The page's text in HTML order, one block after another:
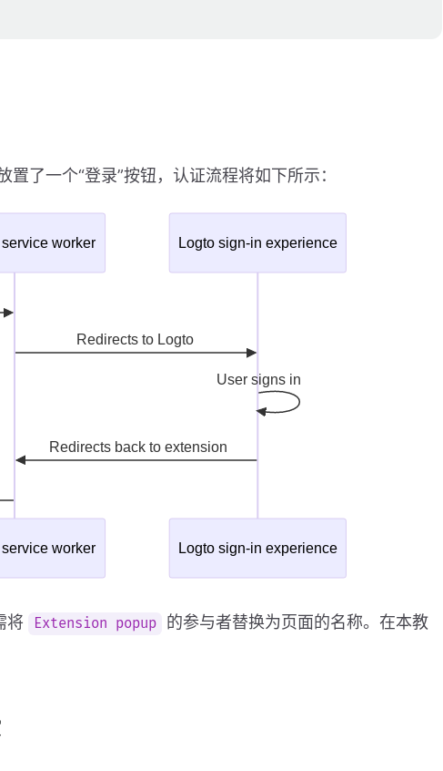
了一个“登录”按钮，认证流程将如下所示：
将 Extension popup
的参与者替换为页面的名称。在本教